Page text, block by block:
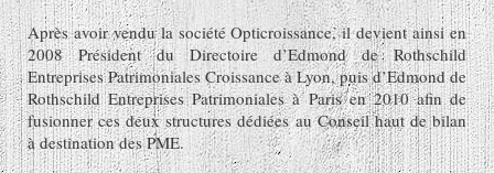
Après avoir vendu la société Opticroissance, il devient ainsi en
2008 Président du Directoire d’Edmond de Rothschild
Entreprises Patrimoniales Croissance à Lyon, puis d’Edmond de
Rothschild Entreprises Patrimoniales à Paris en 2010 afin de
fusionner ces deux structures dédiées au Conseil haut de bilan
à destination des PME.